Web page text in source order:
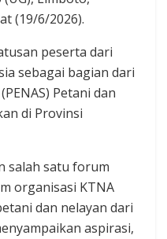
(19/6/2026).
peserta dari
sebagai bagian dari
Petani dan
di Provinsi
salah satu forum
organisasi KTNA
dan nelayan dari
aspirasi,